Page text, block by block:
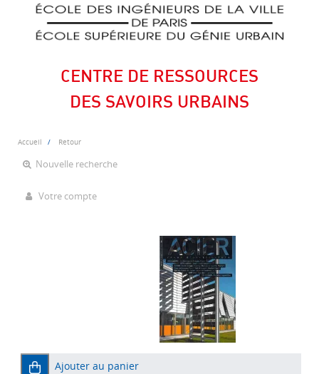
CENTRE DE RESSOURCES
DES SAVOIRS URBAINS
Accueil Retour
Nouvelle recherche
Votre compte
Ajouter au panier